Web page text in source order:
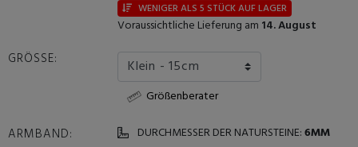
WENIGER ALS 5 STÜCK AUF LAGER
Voraussichtliche Lieferung am 14. August
GRÖSSE:
Größenberater
ARMBAND: DURCHMESSER DER NATURSTEINE:6MM